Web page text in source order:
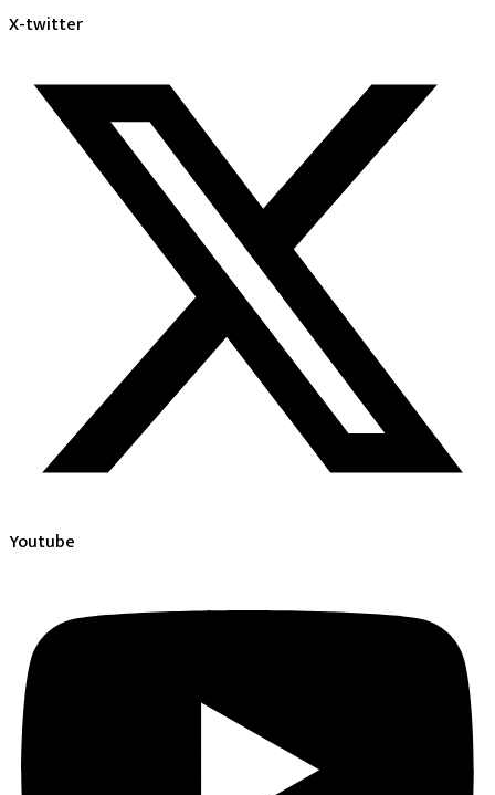
X-twitter
Youtube